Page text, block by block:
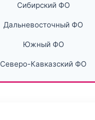
Сибирский ФО
Дальневосточный ФО
Южный ФО
Северо-Кавказский ФО